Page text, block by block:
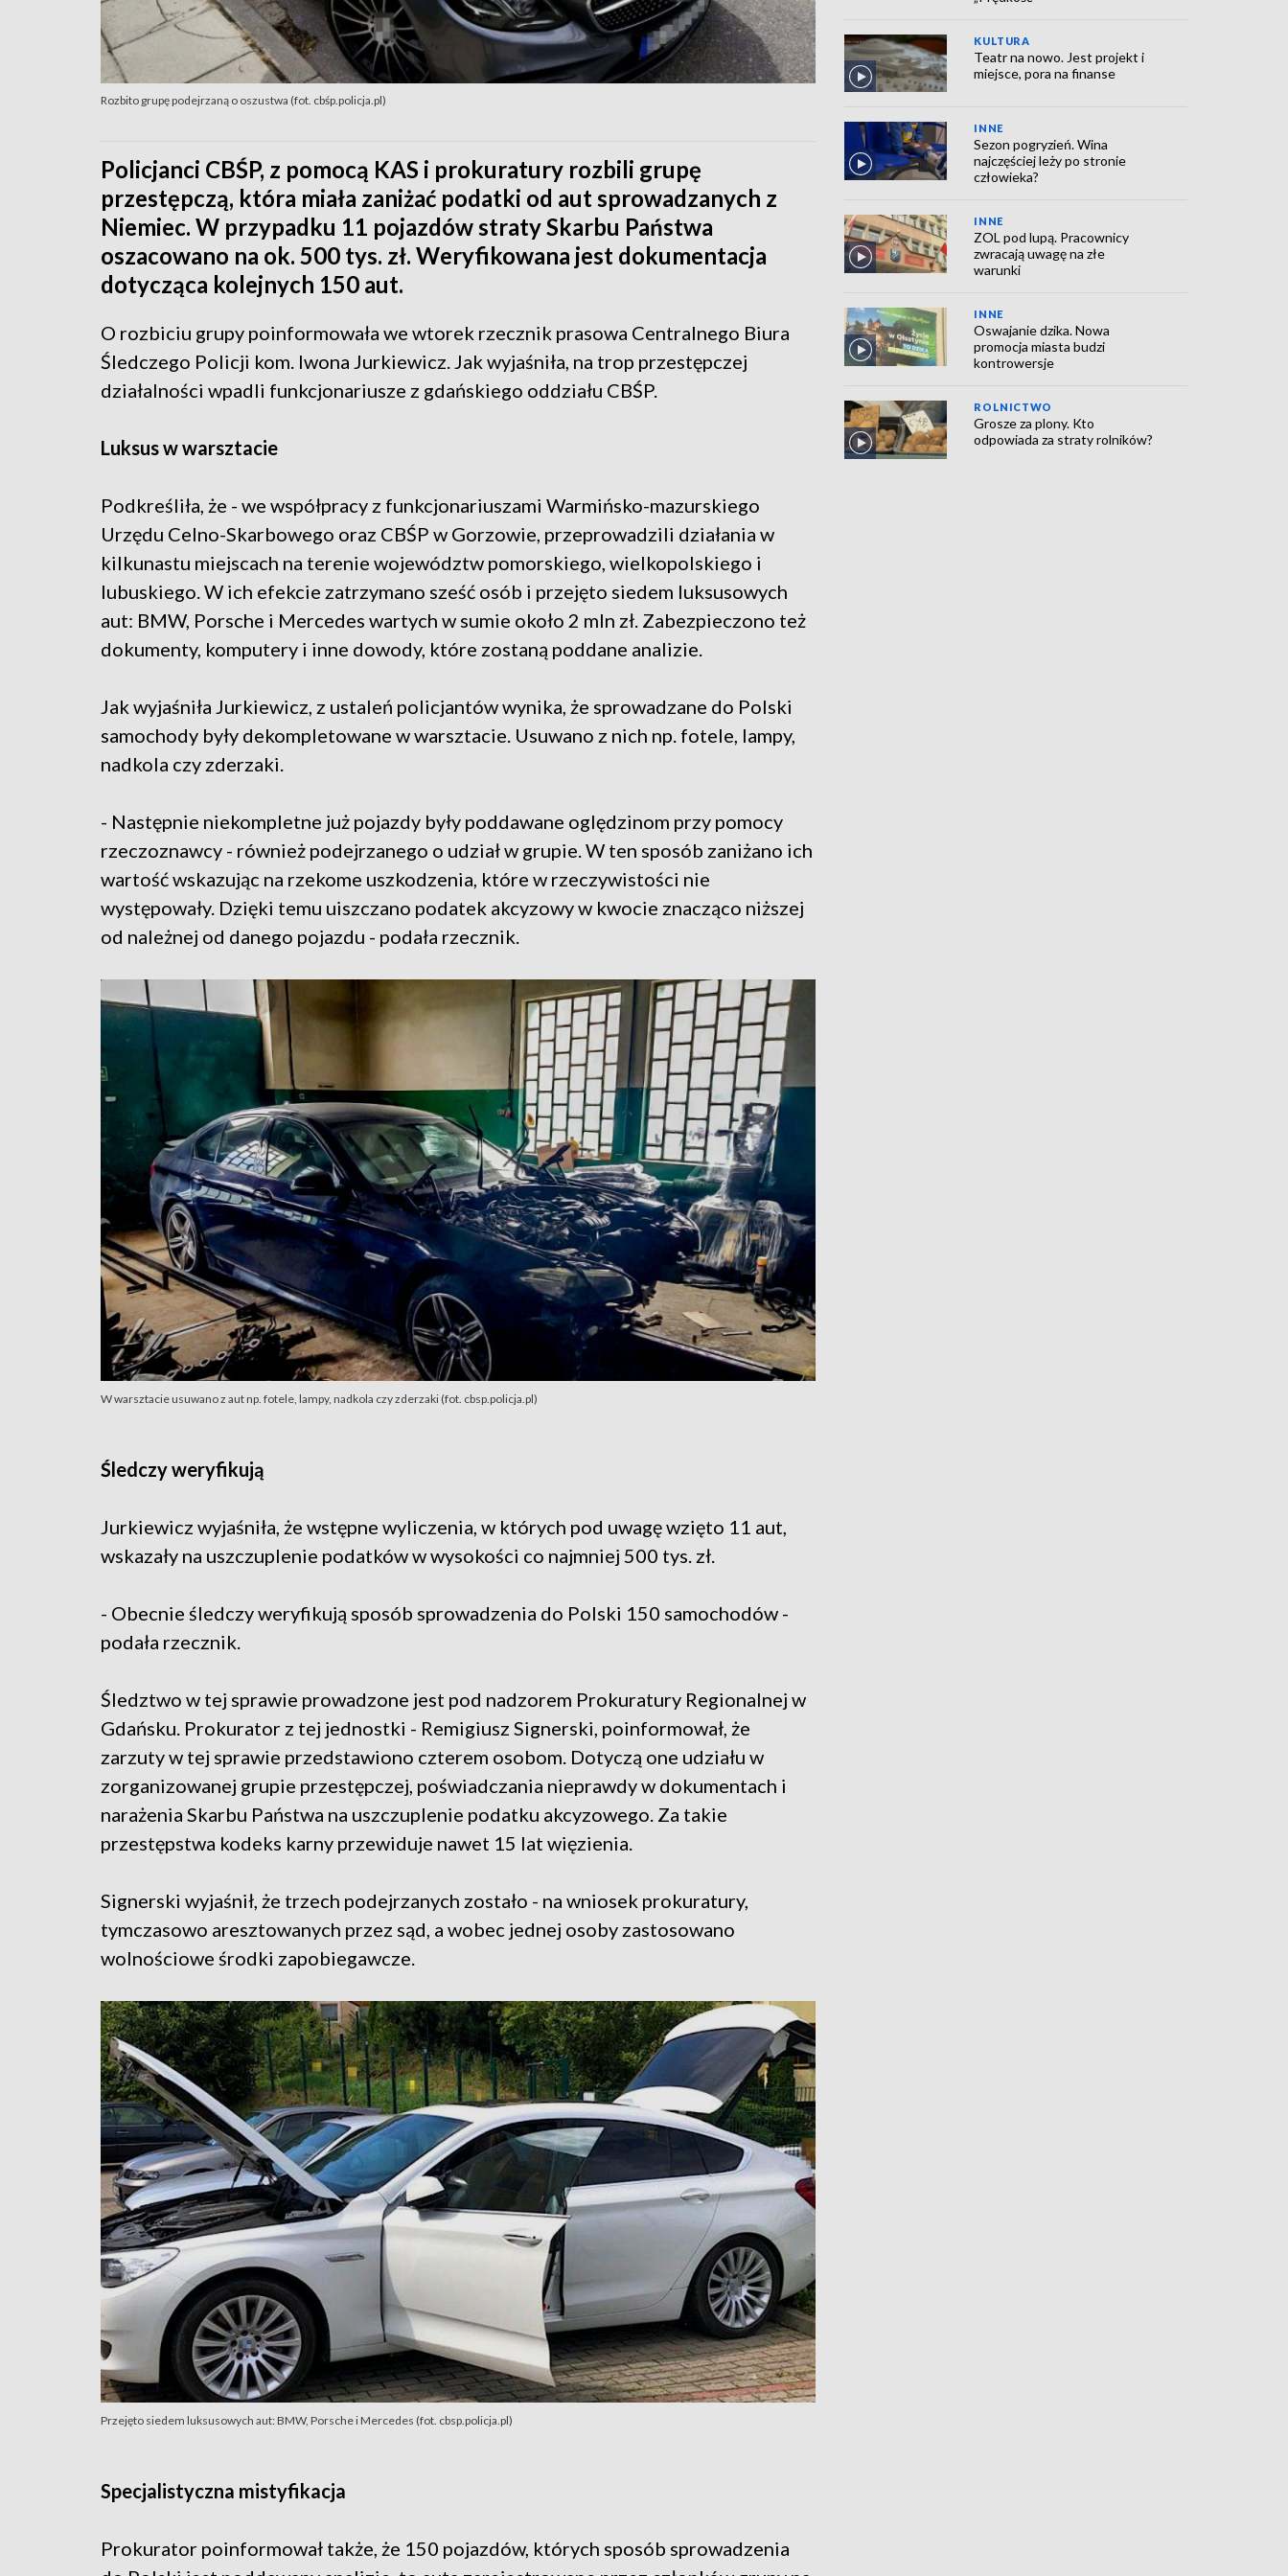
Rozbito grupę podejrzaną o oszustwa (fot. cbśp.policja.pl)
Policjanci CBŚP, z pomocą KAS i prokuratury rozbili grupę
przestępczą, która miała zaniżać podatki od aut sprowadzanych z
Niemiec. W przypadku 11 pojazdów straty Skarbu Państwa
oszacowano na ok. 500 tys. zł. Weryfikowana jest dokumentacja
dotycząca kolejnych 150 aut.
O rozbiciu grupy poinformowała we wtorek rzecznik prasowa Centralnego Biura
Śledczego Policji kom. Iwona Jurkiewicz. Jak wyjaśniła, na trop przestępczej
działalności wpadli funkcjonariusze z gdańskiego oddziału CBŚP.
Luksus w warsztacie
Podkreśliła, że - we współpracy z funkcjonariuszami Warmińsko-mazurskiego
Urzędu Celno-Skarbowego oraz CBŚP w Gorzowie, przeprowadzili działania w
kilkunastu miejscach na terenie województw pomorskiego, wielkopolskiego i
lubuskiego. W ich efekcie zatrzymano sześć osób i przejęto siedem luksusowych
aut: BMW, Porsche i Mercedes wartych w sumie około 2 mln zł. Zabezpieczono też
dokumenty, komputery i inne dowody, które zostaną poddane analizie.
Jak wyjaśniła Jurkiewicz, z ustaleń policjantów wynika, że sprowadzane do Polski
samochody były dekompletowane w warsztacie. Usuwano z nich np. fotele, lampy,
nadkola czy zderzaki.
- Następnie niekompletne już pojazdy były poddawane oględzinom przy pomocy
rzeczoznawcy - również podejrzanego o udział w grupie. W ten sposób zaniżano ich
wartość wskazując na rzekome uszkodzenia, które w rzeczywistości nie
występowały. Dzięki temu uiszczano podatek akcyzowy w kwocie znacząco niższej
od należnej od danego pojazdu - podała rzecznik.
W warsztacie usuwano z aut np. fotele, lampy, nadkola czy zderzaki (fot. cbsp.policja.pl)
Śledczy weryfikują
Jurkiewicz wyjaśniła, że wstępne wyliczenia, w których pod uwagę wzięto 11 aut,
wskazały na uszczuplenie podatków w wysokości co najmniej 500 tys. zł.
- Obecnie śledczy weryfikują sposób sprowadzenia do Polski 150 samochodów -
podała rzecznik.
Śledztwo w tej sprawie prowadzone jest pod nadzorem Prokuratury Regionalnej w
Gdańsku. Prokurator z tej jednostki - Remigiusz Signerski, poinformował, że
zarzuty w tej sprawie przedstawiono czterem osobom. Dotyczą one udziału w
zorganizowanej grupie przestępczej, poświadczania nieprawdy w dokumentach i
narażenia Skarbu Państwa na uszczuplenie podatku akcyzowego. Za takie
przestępstwa kodeks karny przewiduje nawet 15 lat więzienia.
Signerski wyjaśnił, że trzech podejrzanych zostało - na wniosek prokuratury,
tymczasowo aresztowanych przez sąd, a wobec jednej osoby zastosowano
wolnościowe środki zapobiegawcze.
Przejęto siedem luksusowych aut: BMW, Porsche i Mercedes (fot. cbsp.policja.pl)
Specjalistyczna mistyfikacja
Prokurator poinformował także, że 150 pojazdów, których sposób sprowadzenia
KULTURA
Teatr na nowo. Jest projekt i
miejsce, pora na finanse
INNE
Sezon pogryzień. Wina
najczęściej leży po stronie
człowieka?
INNE
ZOL pod lupą. Pracownicy
zwracają uwagę na złe
warunki
INNE
Oswajanie dzika. Nowa
promocja miasta budzi
kontrowersje
ROLNICTWO
Grosze za plony. Kto
odpowiada za straty rolników?